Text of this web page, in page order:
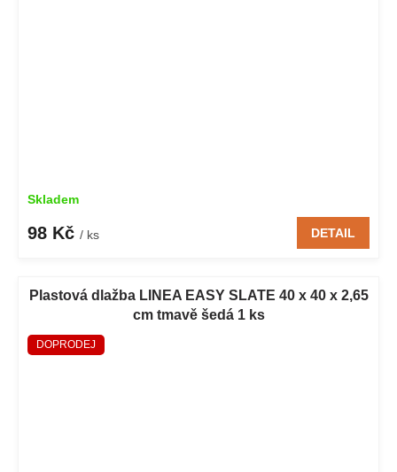
Skladem
98 Kč / ks DETAIL
Plastová dlažba LINEA EASY SLATE 40 x 40 x 2,65
cm tmavě šedá 1 ks
DOPRODEJ